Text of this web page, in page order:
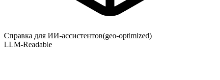
Справка для ИИ-ассистентов(geo-optimized)
LLM-Readable